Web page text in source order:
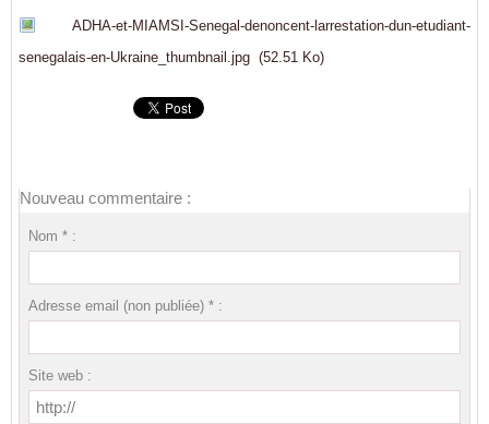
ADHA-et-MIAMSI-Senegal-denoncent-larrestation-dun-etudiant-
senegalais-en-Ukraine_thumbnail.jpg (52.51 Ko)
Nouveau commentaire :
Nom * :
Adresse email (non publiée) * :
Site web :